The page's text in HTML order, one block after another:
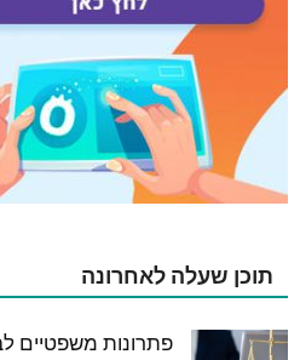
תוכן שעלה לאחרונה
פתרונות משפטיים